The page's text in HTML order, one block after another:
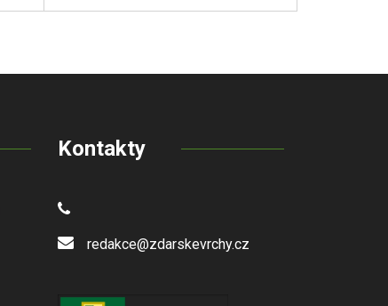
Kontakty
redakce@zdarskevrchy.cz